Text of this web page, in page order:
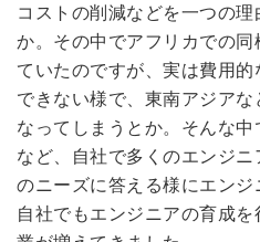
コストの削減などを一つの
か。その中でアフリカでの
ていたのですが、実は費用
できない様で、東南アジア
なってしまうとか。そんな
など、自社で多くのエンジ
のニーズに答える様にエン
自社でもエンジニアの育成